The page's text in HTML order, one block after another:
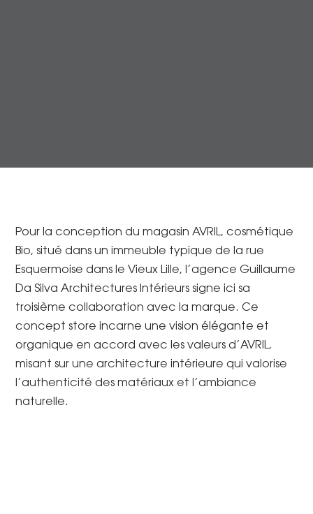
Pour la conception du magasin AVRIL, cosmétique
Bio, situé dans un immeuble typique de la rue
Esquermoise dans le Vieux Lille, l’agence Guillaume
Da Silva Architectures Intérieurs signe ici sa
troisième collaboration avec la marque. Ce
concept store incarne une vision élégante et
organique en accord avec les valeurs d’AVRIL,
misant sur une architecture intérieure qui valorise
l’authenticité des matériaux et l’ambiance
naturelle.